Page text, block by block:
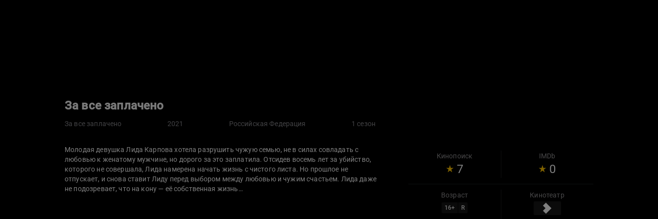
За все заплачено
За все заплачено 2021 Российская Федерация 1 сезон
Молодая девушка Лида Карпова хотела разрушить чужую семью, не в силах совладать с
любовью к женатому мужчине, но дорого за это заплатила. Отсидев восемь лет за убийство,
которого не совершала, Лида намерена начать жизнь с чистого листа. Но прошлое не
отпускает, и снова ставит Лиду перед выбором между любовью и чужим счастьем. Лида даже
не подозревает, что на кону — её собственная жизнь…
Кинопоиск
7
IMDb
0
Возраст
16+ R
Кинотеатр